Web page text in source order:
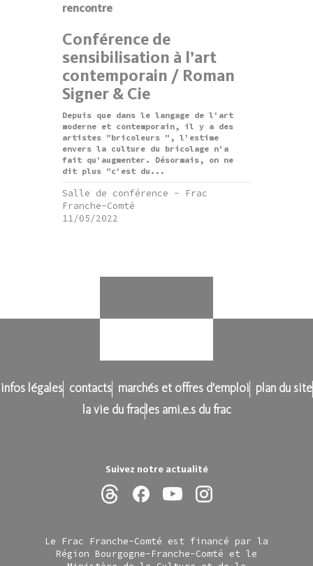
Suivez notre actualité
rencontre
Conférence de
sensibilisation à l’art
contemporain / Roman
Signer & Cie
Depuis que dans le langage de l'art
moderne et contemporain, il y a des
artistes "bricoleurs ", l'estime
envers la culture du bricolage n'a
fait qu'augmenter. Désormais, on ne
dit plus "c'est du...
Salle de conférence - Frac
Franche-Comté
11/05/2022
infos légales contacts marchés et offres d'emploi
plan du site
la vie du frac les ami.e.s du frac
Le Frac Franche-Comté est financé par la
Région Bourgogne-Franche-Comté et le